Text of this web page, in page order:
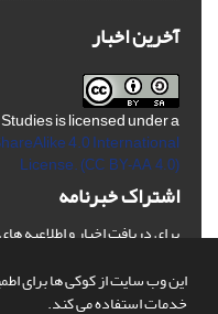
این وب سایت از کوکی ها برای
خدمات استفاده می کند.
آخرین اخبار
is licensed under a
4.0 International
License. (CC BY-AA 4.0)
اشتراک خبرنامه
برای دریافت اخبار و اطلاعیه